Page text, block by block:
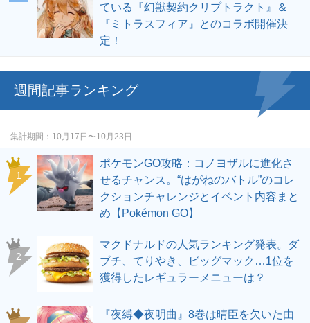
ている『幻獣契約クリプトラクト』＆
『ミトラスフィア』とのコラボ開催決
定！
週間記事ランキング
集計期間 10月17日〜10月23日
ポケモンGO攻略：コノヨザルに進化さ
せるチャンス。“はがねのバトル”のコレ
クションチャレンジとイベント内容まと
め【Pokémon GO】
マクドナルドの人気ランキング発表。ダ
ブチ、てりやき、ビッグマック…1位を
獲得したレギュラーメニューは？
『夜縛◆夜明曲』8巻は晴臣を欠いた由